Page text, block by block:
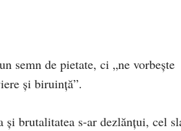
semn de pietate, ci „ne vorbește
şi biruință”.
brutalitatea s-ar dezlănțui, cel